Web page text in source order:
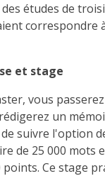
études de
correspondre
et stage
vous
un
suivre l'option
de 25 000 mots
Ce stage